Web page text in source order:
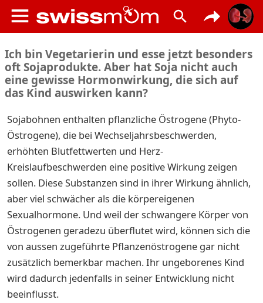
Ich bin Vegetarierin und esse jetzt besonders
oft Sojaprodukte. Aber hat Soja nicht auch
eine gewisse Hormonwirkung, die sich auf
das Kind auswirken kann?
Sojabohnen enthalten pflanzliche Östrogene (Phyto-
Östrogene), die bei Wechseljahrsbeschwerden,
erhöhten Blutfettwerten und Herz-
Kreislaufbeschwerden eine positive Wirkung zeigen
sollen. Diese Substanzen sind in ihrer Wirkung ähnlich,
aber viel schwächer als die körpereigenen
Sexualhormone. Und weil der schwangere Körper von
Östrogenen geradezu überflutet wird, können sich die
von aussen zugeführte Pflanzenöstrogene gar nicht
zusätzlich bemerkbar machen. Ihr ungeborenes Kind
wird dadurch jedenfalls in seiner Entwicklung nicht
beeinflusst.